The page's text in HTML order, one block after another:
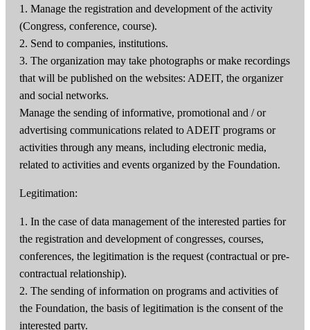
1. Manage the registration and development of the activity
(Congress, conference, course).
2. Send to companies, institutions.
3. The organization may take photographs or make recordings
that will be published on the websites: ADEIT, the organizer
and social networks.
Manage the sending of informative, promotional and / or
advertising communications related to ADEIT programs or
activities through any means, including electronic media,
related to activities and events organized by the Foundation.
Legitimation:
1. In the case of data management of the interested parties for
the registration and development of congresses, courses,
conferences, the legitimation is the request (contractual or pre-
contractual relationship).
2. The sending of information on programs and activities of
the Foundation, the basis of legitimation is the consent of the
interested party.